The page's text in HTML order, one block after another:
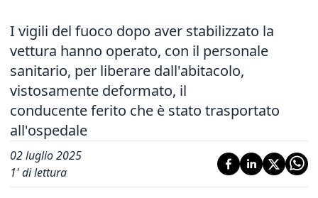
I vigili del fuoco dopo aver stabilizzato la
vettura hanno operato, con il personale
sanitario, per liberare dall'abitacolo,
vistosamente deformato, il
conducente ferito che è stato trasportato
all'ospedale
02 luglio 2025
1' di lettura